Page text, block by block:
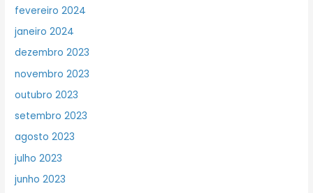
fevereiro 2024
janeiro 2024
dezembro 2023
novembro 2023
outubro 2023
setembro 2023
agosto 2023
julho 2023
junho 2023